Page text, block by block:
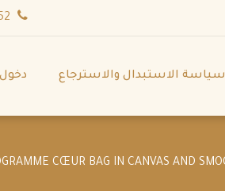
سياسة الاستبدال والاسترجاع دخول